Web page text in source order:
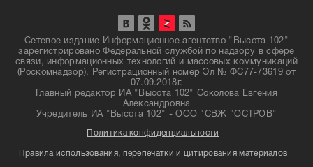
Сетевое издание Информационное агентство "Высота 102"
зарегистрировано Федеральной службой по надзору в сфере
связи, информационных технологий и массовых коммуникаций
(Роскомнадзор). Регистрационный номер Эл № ФС77-73619 от
07.09.2018г.
Главный редактор ИА "Высота 102" Соколова Евгения
Александровна
Учредитель ИА "Высота 102" - ООО "СВЖ "ОСТРОВ"
Политика конфиденциальности
Правила использования, перепечатки и цитирования материалов